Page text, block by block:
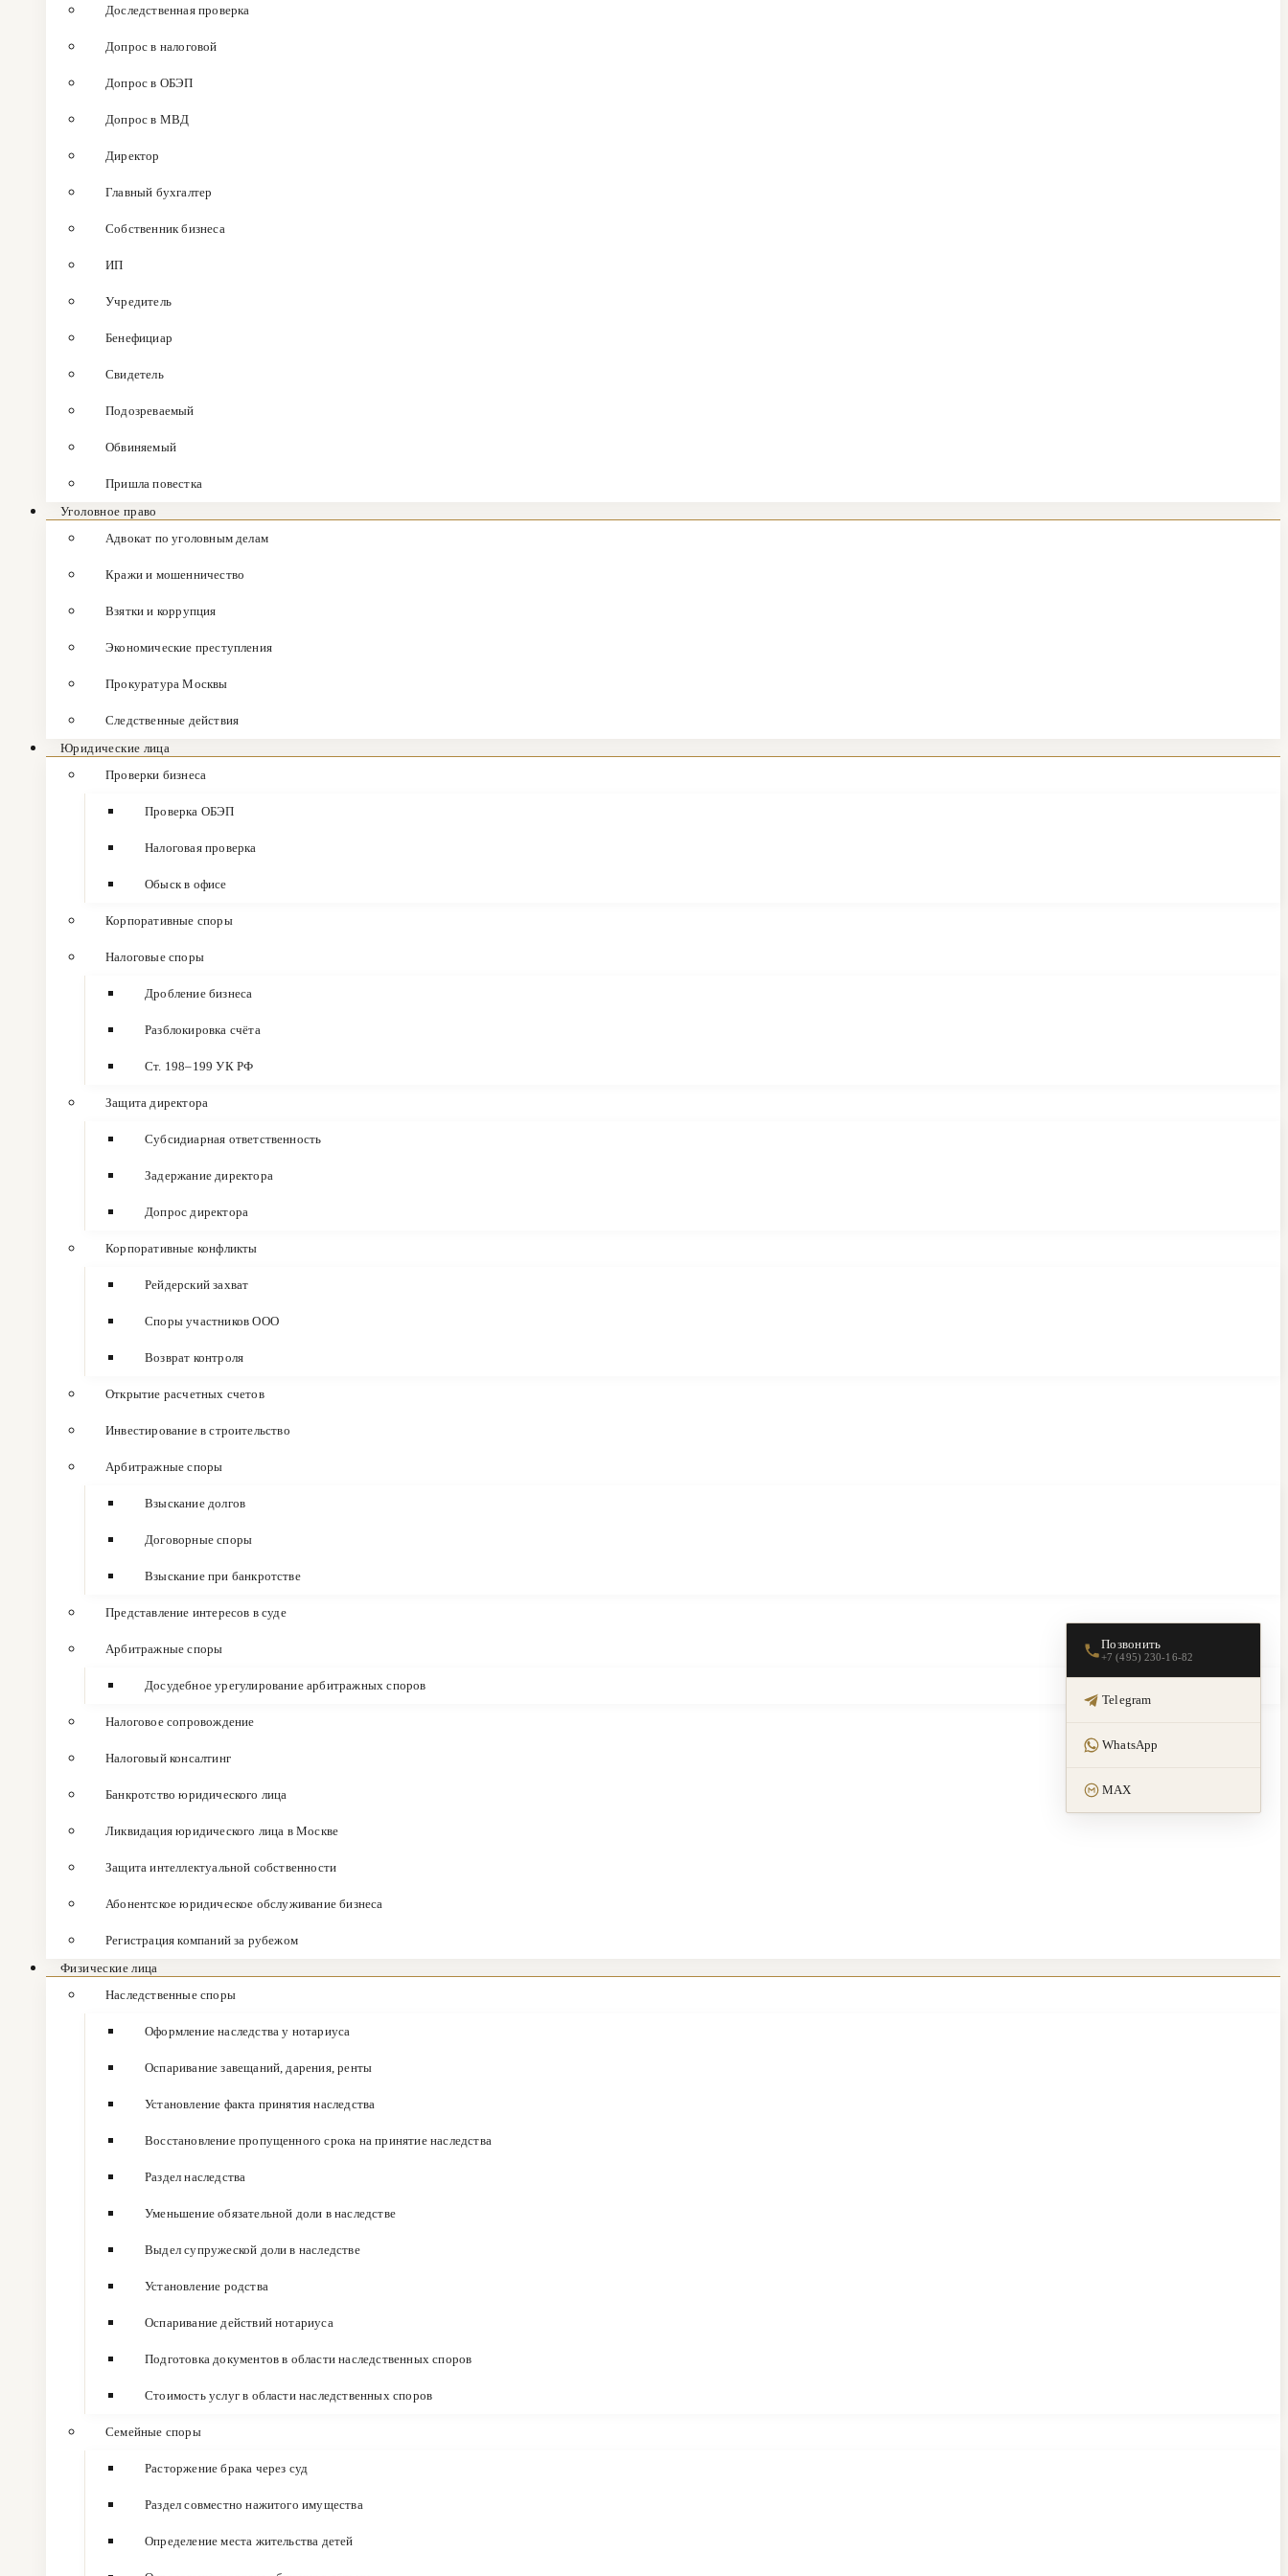
Доследственная проверка
Допрос в налоговой
Допрос в ОБЭП
Допрос в МВД
Директор
Главный бухгалтер
Собственник бизнеса
ИП
Учредитель
Бенефициар
Свидетель
Подозреваемый
Обвиняемый
Пришла повестка
Уголовное право
Адвокат по уголовным делам
Кражи и мошенничество
Взятки и коррупция
Экономические преступления
Прокуратура Москвы
Следственные действия
Юридические лица
Проверки бизнеса
Проверка ОБЭП
Налоговая проверка
Обыск в офисе
Корпоративные споры
Налоговые споры
Дробление бизнеса
Разблокировка счёта
Ст. 198–199 УК РФ
Защита директора
Субсидиарная ответственность
Задержание директора
Допрос директора
Корпоративные конфликты
Рейдерский захват
Споры участников ООО
Возврат контроля
Открытие расчетных счетов
Инвестирование в строительство
Арбитражные споры
Взыскание долгов
Договорные споры
Взыскание при банкротстве
Представление интересов в суде
Арбитражные споры
Досудебное урегулирование арбитражных споров
Налоговое сопровождение
Налоговый консалтинг
Банкротство юридического лица
Ликвидация юридического лица в Москве
Защита интеллектуальной собственности
Абонентское юридическое обслуживание бизнеса
Регистрация компаний за рубежом
Физические лица
Наследственные споры
Оформление наследства у нотариуса
Оспаривание завещаний, дарения, ренты
Установление факта принятия наследства
Восстановление пропущенного срока на принятие наследства
Раздел наследства
Уменьшение обязательной доли в наследстве
Выдел супружеской доли в наследстве
Установление родства
Оспаривание действий нотариуса
Подготовка документов в области наследственных споров
Стоимость услуг в области наследственных споров
Семейные споры
Расторжение брака через суд
Раздел совместно нажитого имущества
Определение места жительства детей
Позвонить
+7 (495) 230-16-82
Telegram
WhatsApp
MAX